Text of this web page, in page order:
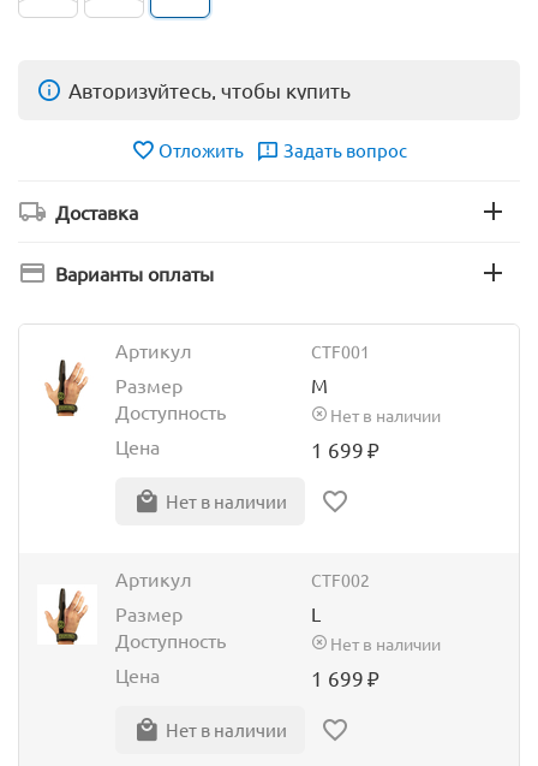
Авторизуйтесь, чтобы купить
Отложить Задать вопрос
Доставка
Варианты оплаты
Артикул CTF001
Размер
M
Доступность
Нет в наличии
Цена 1 699₽
Нет в наличии
Артикул CTF002
Размер
L
Доступность
Нет в наличии
Цена 1 699₽
Нет в наличии